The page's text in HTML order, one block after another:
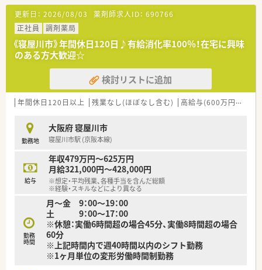
【法人特徴について】
■中部圏でトップクラスのシェアを誇り、調剤過誤防止システム
を全店に導入して安全を守っています。
■子育てサポート企業の証である「くるみんマーク」を連続して
取得しており、働きやすさが自慢です。
■地域基幹病院の門前展開を強みとし、高度な医療知識を習得で
きる環境を全社的に提供しています。
【勤務実態について】
■残業はほとんど発生しない環境であり、ワークライフバランス
■年間休日は127日程度と業界内でも非常に多く、長期休暇など
も含めてしっかりと休息が取れます。
■有給休暇の取得もしやすい環境が整っており、半日単位での取
得制度もあるため柔軟に休めます。
【想定されるキャリアイメージ】
■階層別研修や専門別研修など多彩なプログラムが用意されて
■外来がん治療専門薬剤師などの高度な資格取得を支援してお
り、取得後は手当で評価されます。
■将来的には薬局長やエリアマネージャーへのキャリアパスも
あり、長く活躍できるフィールドです。
更新日： 2026/08/03 薬剤師求人ID： 690766
正社員
調剤薬局
《寝屋川市》年間休日120日♪有給消化率100％！在宅に興味
のある方大歓迎☆
検討リストに追加
年間休日120日以上 残業なし(ほぼなし含む) 高給与(600万円以上)
勤務地
大阪府 寝屋川市
寝屋川市駅 (京阪本線)
給与
年収479万円～625万円
月給321,000円～428,000円
※想定・平均残業、各種手当を含んだ総額
※経験・スキルなどにより異なる
勤務
時間
月～金 9：00～19：00
土 9：00～17：00
※休憩：実働6時間超の場合45分、実働8時間超の場合
60分
※上記時間内で週40時間以内のシフト勤務
※1ヶ月単位の変形労働時間制勤務